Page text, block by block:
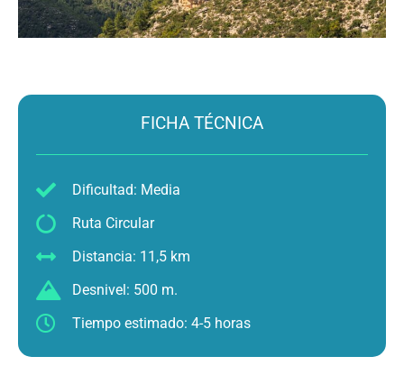
FICHA TÉCNICA
Dificultad: Media
Ruta Circular
Distancia: 11,5 km
Desnivel: 500 m.
Tiempo estimado: 4-5 horas